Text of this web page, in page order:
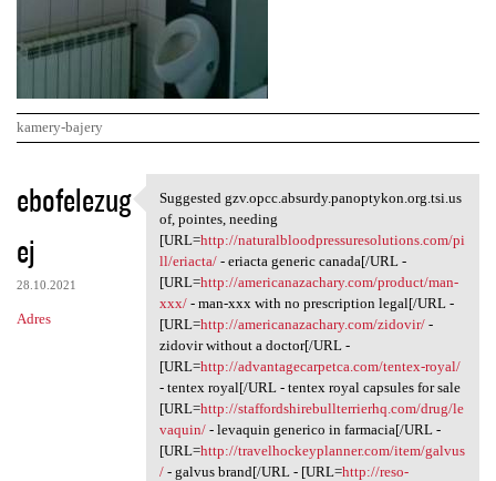
kamery-bajery
K
o
m
e
n
ebofelezug
ej
28.10.2021
Adres
Suggested gzv.opcc.absurdy
Suggested gzv.opcc.absurdy.panoptykon.org.tsi.us
of, pointes, needing
[URL=http://naturalbloodpressuresolutions.com/pi
ll/eriacta/- eriacta generic canada[/URL -
[URL=http://americanazachary.com/product/man-
xxx/- man-xxx with no prescription legal[/URL -
[URL=http://americanazachary.com/zidovir/-
zidovir without a doctor[/URL -
[URL=http://advantagecarpetca.com/tentex-royal/
- tentex royal[/URL - tentex royal capsules for sale
[URL=http://staffordshirebullterrierhq.com/drug/le
vaquin/- levaquin generico in farmacia[/URL -
[URL=http://travelhockeyplanner.com/item/galvus
/- galvus brand[/URL - [URL=http://reso-